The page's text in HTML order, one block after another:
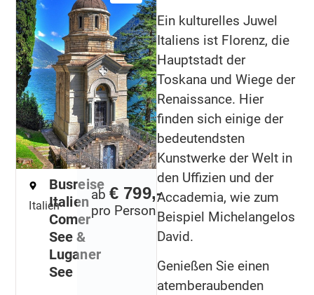
Italien
Busreise
Italien
Comer
See &
Luganer
See
ab € 799,-
pro Person
Ein kulturelles Juwel
Italiens ist Florenz, die
Hauptstadt der
Toskana und Wiege der
Renaissance. Hier
finden sich einige der
bedeutendsten
Kunstwerke der Welt in
den Uffizien und der
Accademia, wie zum
Beispiel Michelangelos
David.
Genießen Sie einen
atemberaubenden